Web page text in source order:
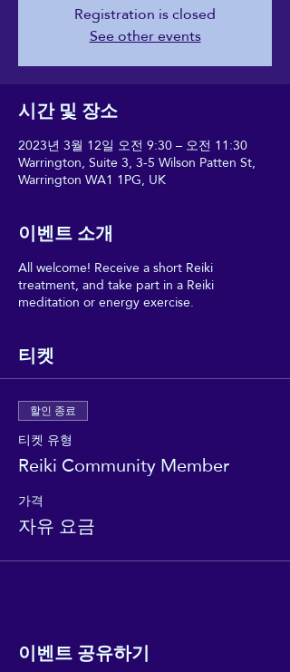
Registration is closed
See other events
시간 및 장소
2023년 3월 12일 오전 9:30 – 오전 11:30
Warrington, Suite 3, 3-5 Wilson Patten St,
Warrington WA1 1PG, UK
이벤트 소개
All welcome! Receive a short Reiki
treatment, and take part in a Reiki
meditation or energy exercise.
티켓
할인 종료
티켓 유형
Reiki Community Member
가격
자유 요금
이벤트 공유하기